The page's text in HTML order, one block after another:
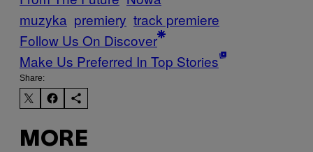
muzyka premiery track premiere
Follow Us On Discover
Make Us Preferred In Top Stories
Share:
MORE